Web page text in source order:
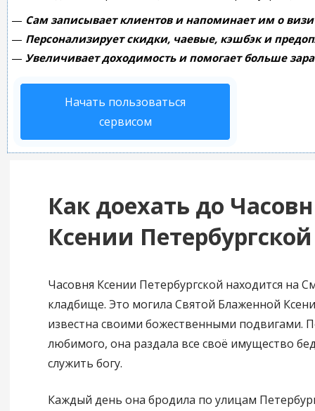
— Сам записывает клиентов и напоминает им о
— Персонализирует скидки, чаевые, кэшбэк и
— Увеличивает доходимость и помогает больше
Начать пользоваться
сервисом
Как доехать до
Ксении
Часовня Ксении Петербургской находится на
кладбище. Это могила Святой Блаженной
известна своими божественными подвигами.
любимого, она раздала все своё имущество
служить богу.
Каждый день она бродила по улицам